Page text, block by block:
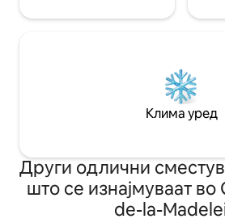
Клима уред
Други одлични
што се изнајмуваат во
de-la-